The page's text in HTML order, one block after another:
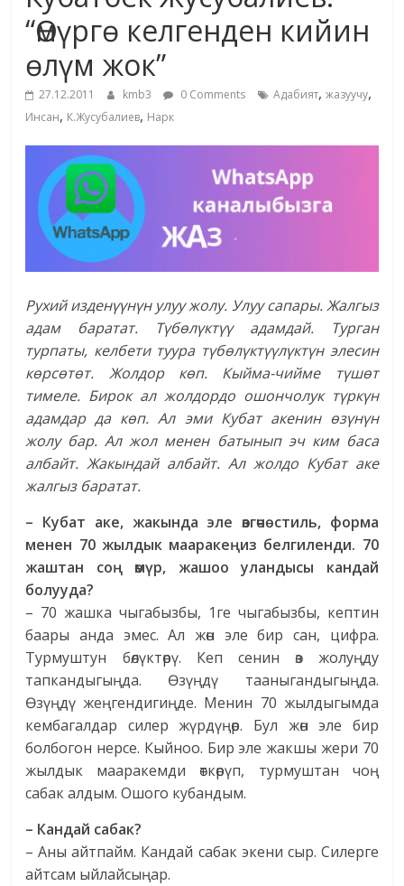
маданияты
жана
адабияты
“Өмүргө келгенден кийин
өлүм жок”
27.12.2011 kmb3 0 Comments Адабият,жазуучу,
Инсан, К.Жусубалиев, Нарк
Рухий изденүүнүн улуу жолу. Улуу сапары. Жалгыз
адам баратат. Түбөлүктүү адамдай. Турган
турпаты, келбети туура түбөлүктүүлүктүн элесин
көрсөтөт. Жолдор көп. Кыйма-чийме түшөт
тимеле. Бирок ал жолдордо ошончолук түркүн
адамдар да көп. Ал эми Кубат акенин өзүнүн
жолу бар. Ал жол менен батынып эч ким баса
албайт. Жакындай албайт. Ал жолдо Кубат аке
жалгыз баратат.
– Кубат аке, жакында эле өзгөчө стиль, форма
менен 70 жылдык мааракеңиз белгиленди. 70
жаштан соң өмүр, жашоо уландысы кандай
болууда?
– 70 жашка чыгабызбы, 1ге чыгабызбы, кептин
баары анда эмес. Ал жөн эле бир сан, цифра.
Турмуштун бөлүктөрү. Кеп сенин өз жолуңду
тапкандыгыңда. Өзүңдү тааныгандыгыңда.
Өзүңдү жеңгендигиңде. Менин 70 жылдыгымда
кембагалдар силер жүрдүңөр. Бул жөн эле бир
болбогон нерсе. Кыйноо. Бир эле жакшы жери 70
жылдык мааракемди өткөрүп, турмуштан чоң
сабак алдым. Ошого кубандым.
– Кандай сабак?
– Аны айтпайм. Кандай сабак экени сыр. Силерге
айтсам ыйлайсыңар.